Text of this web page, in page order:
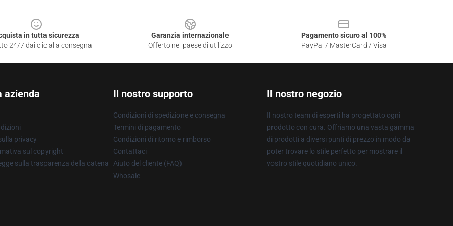
in tutta sicurezza
24/7 dai clic alla consegna
Garanzia internazionale
Offerto nel paese di utilizzo
Pagamento sicuro al 100%
PayPal / MasterCard / Visa
azienda
privacy
sul copyright
sulla trasparenza della catena
Il nostro supporto
Condizioni di spedizione e consegna
Termini di pagamento
Condizioni di ritorno e rimborso
Contattaci
Aiuto del cliente (FAQ)
Whosale
Il nostro negozio
Il nostro team di esperti ha progettato ogni
prodotto con cura. Offriamo una vasta gamma
di prodotti a diversi punti di prezzo in modo da
poter trovare lo stile perfetto per mostrare il
vostro stile quotidiano unico.